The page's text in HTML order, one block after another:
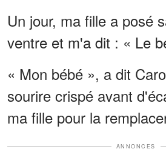
Un jour, ma fille a posé
ventre et m'a dit : « Le
« Mon bébé », a dit
sourire crispé avant
ma fille pour la
ANNONCES